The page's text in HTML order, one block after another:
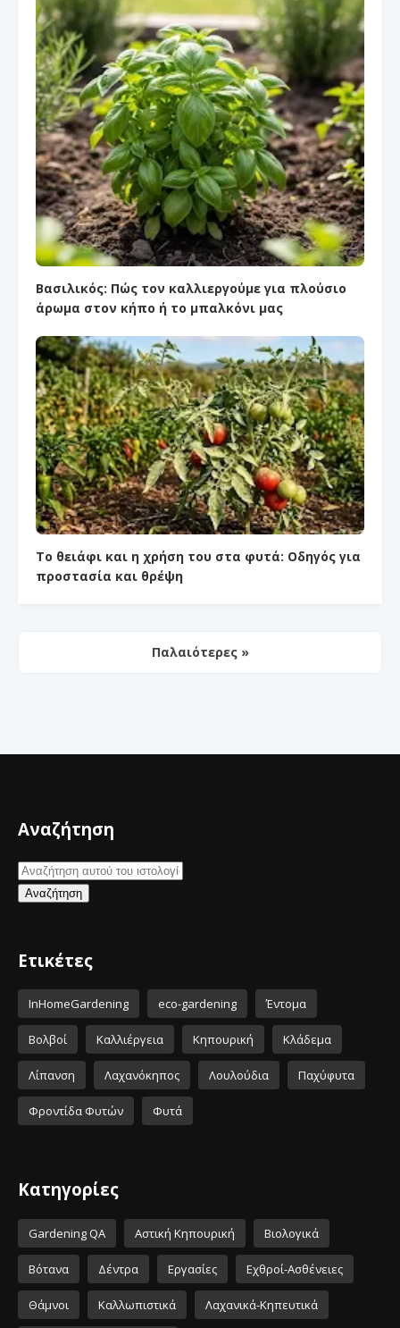
Βασιλικός: Πώς τον καλλιεργούμε για πλούσιο
άρωμα στον κήπο ή το μπαλκόνι μας
Το θειάφι και η χρήση του στα φυτά: Οδηγός για
προστασία και θρέψη
Παλαιότερες »
Αναζήτηση
Ετικέτες
InHomeGardening eco-gardening Έντομα
Βολβοί Καλλιέργεια Κηπουρική Κλάδεμα
Λίπανση Λαχανόκηπος Λουλούδια Παχύφυτα
Φροντίδα Φυτών Φυτά
Κατηγορίες
Gardening QA Αστική Κηπουρική Βιολογικά
Βότανα Δέντρα Εργασίες Εχθροί-Ασθένειες
Θάμνοι Καλλωπιστικά Λαχανικά-Κηπευτικά